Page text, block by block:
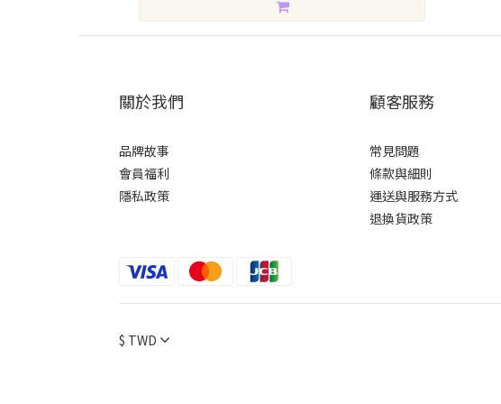
關於我們
品牌故事
會員福利
隱私政策
顧客服務
常見問題
條款與細則
運送與服務方式
退換貨政策
$ TWD